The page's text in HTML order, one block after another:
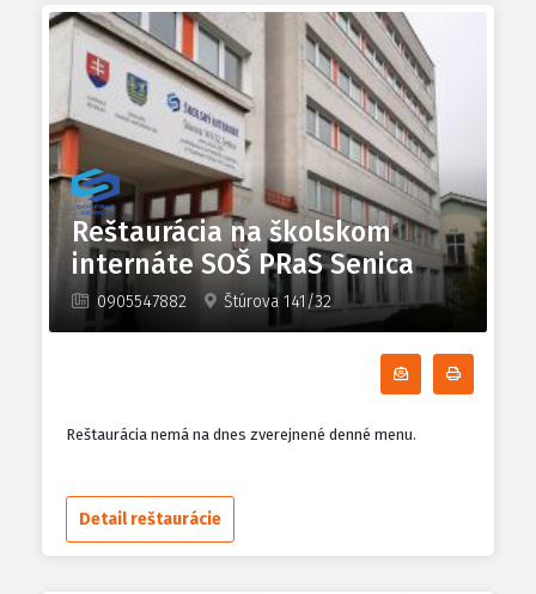
Reštaurácia na školskom
internáte SOŠ PRaS Senica
0905547882 Štúrova 141/32
Odoberať
Reštaurácia nemá na dnes zverejnené denné menu.
Detail reštaurácie